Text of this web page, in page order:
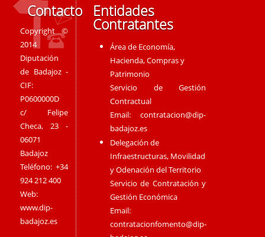
Contacto
Copyright ©
2014
Diputación
de Badajoz -
CIF:
P0600000D
c/ Felipe
Checa, 23 -
06071
Badajoz
Teléfono: +34
924 212 400
Web:
www.dip-
badajoz.es
Entidades
Contratantes
Área de Economía,
Hacienda, Compras y
Patrimonio
Servicio de Gestión
Contractual
Email:contratacion@dip-
badajoz.es
Delegación de
Infraestructuras, Movilidad
y Odenación del Territorio
Servicio de Contratación y
Gestión Económica
Email:
contratacionfomento@dip-